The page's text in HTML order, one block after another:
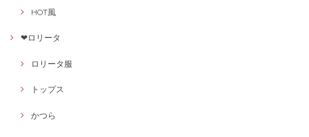
HOT風
❤ロリータ
ロリータ服
トップス
かつら